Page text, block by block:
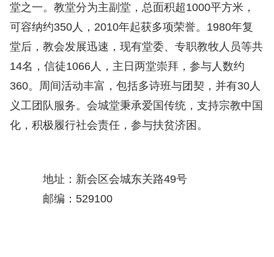
堂之一。教堂分为主副堂，总面积超1000平方米，
可容纳约350人，2010年起获多项荣誉。1980年复
堂后，教会发展迅速，现有堂委、专职教牧人员等共
14名，信徒1066人，主日两堂崇拜，参与人数约
360。周间活动丰富，包括多诗班与团契，并有30人
义工团队服务。会城堂秉承爱国传统，支持宗教中国
化，积极履行社会责任，参与扶贫济困。
地址：新会区会城东关路49号
邮编：529100